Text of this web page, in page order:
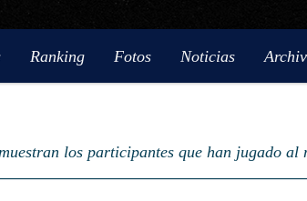
Ranking Fotos Noticias
los participantes que han jugado al